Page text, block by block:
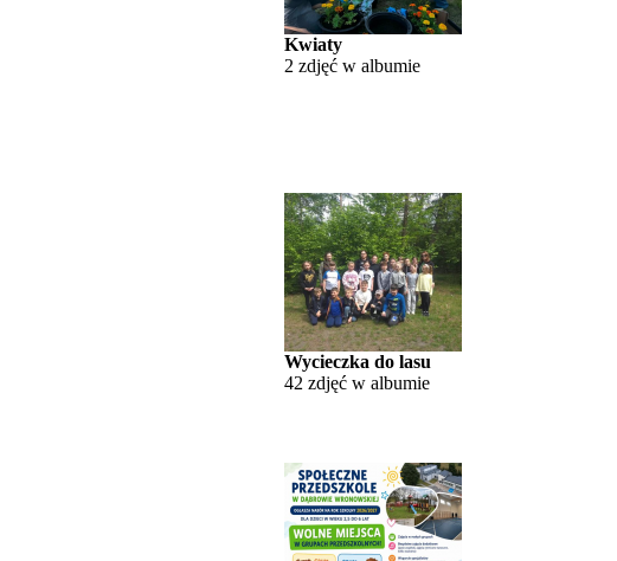
Kwiaty
2 zdjęć w albumie
Wycieczka do lasu
42 zdjęć w albumie